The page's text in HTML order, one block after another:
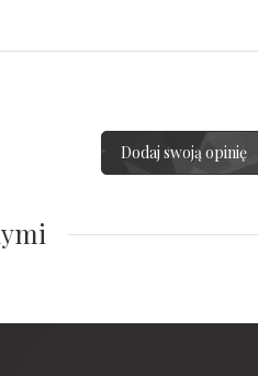
Dodaj swoją opinię